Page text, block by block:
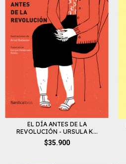
EL DÍA ANTES DE LA
REVOLUCIÓN - URSULA K...
$35.900